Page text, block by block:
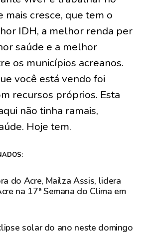
mais cresce, que tem o
IDH, a melhor renda per
saúde e a melhor
os municípios acreanos.
você está vendo foi
recursos próprios. Esta
não tinha ramais,
Hoje tem.
do Acre, Mailza Assis, lidera
na 17ª Semana do Clima em
solar do ano neste domingo